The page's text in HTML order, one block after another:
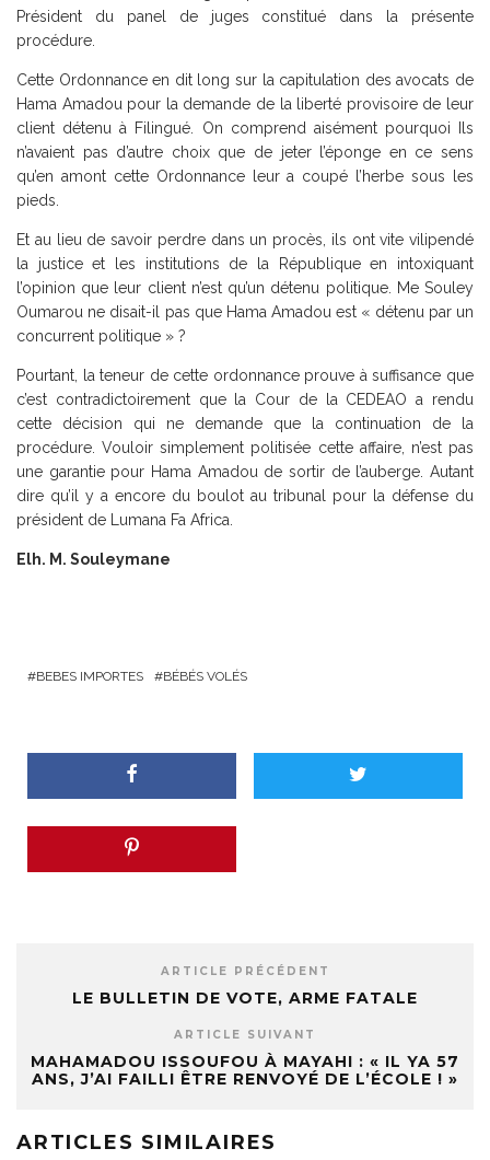
Président du panel de juges constitué dans la présente
procédure.
Cette Ordonnance en dit long sur la capitulation des avocats de
Hama Amadou pour la demande de la liberté provisoire de leur
client détenu à Filingué. On comprend aisément pourquoi Ils
n’avaient pas d’autre choix que de jeter l’éponge en ce sens
qu’en amont cette Ordonnance leur a coupé l’herbe sous les
pieds.
Et au lieu de savoir perdre dans un procès, ils ont vite vilipendé
la justice et les institutions de la République en intoxiquant
l’opinion que leur client n’est qu’un détenu politique. Me Souley
Oumarou ne disait-il pas que Hama Amadou est « détenu par un
concurrent politique » ?
Pourtant, la teneur de cette ordonnance prouve à suffisance que
c’est contradictoirement que la Cour de la CEDEAO a rendu
cette décision qui ne demande que la continuation de la
procédure. Vouloir simplement politisée cette affaire, n’est pas
une garantie pour Hama Amadou de sortir de l’auberge. Autant
dire qu’il y a encore du boulot au tribunal pour la défense du
président de Lumana Fa Africa.
Elh. M. Souleymane
BEBES IMPORTES BÉBÉS VOLÉS
ARTICLE PRÉCÉDENT
LE BULLETIN DE VOTE, ARME FATALE
ARTICLE SUIVANT
MAHAMADOU ISSOUFOU À MAYAHI : « IL YA 57
ANS, J’AI FAILLI ÊTRE RENVOYÉ DE L’ÉCOLE ! »
ARTICLES SIMILAIRES